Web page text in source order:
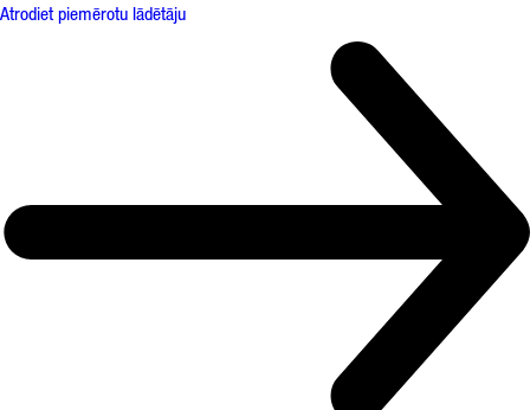
Atrodiet piemērotu lādētāju